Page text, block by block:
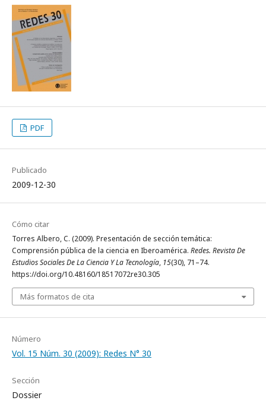
PDF
Publicado
2009-12-30
Cómo citar
Torres Albero, C. (2009). Presentación de sección temática:
Comprensión pública de la ciencia en Iberoamérica. Redes. Revista De
Estudios Sociales De La Ciencia Y La Tecnología, 15(30), 71–74.
https://doi.org/10.48160/18517072re30.305
Más formatos de cita
Número
Vol. 15 Núm. 30 (2009): Redes N° 30
Sección
Dossier